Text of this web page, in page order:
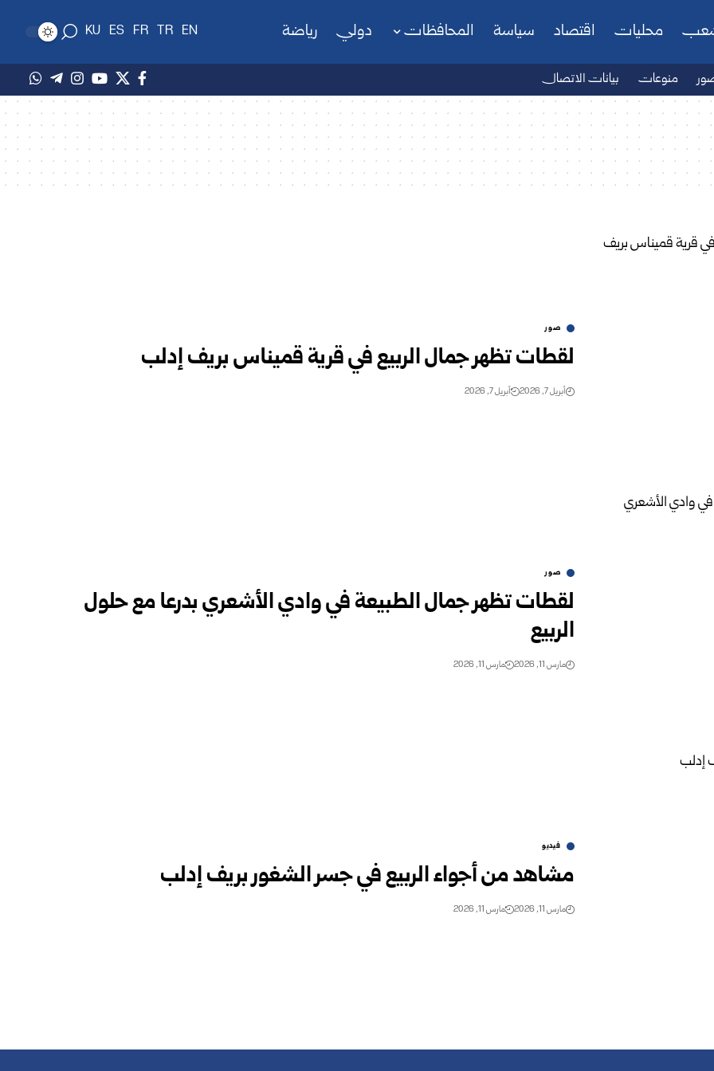
محليات اقتصاد سياسة المحافظات دولي رياضة EN
TR
FR
ES
KU
منوعات بيانات الاتصال
صور
لقطات تظهر جمال الربيع في قرية قميناس بريف إدلب
أبريل 7, 2026 أبريل 7, 2026
صور
لقطات تظهر جمال الطبيعة في وادي الأشعري بدرعا مع حلول
الربيع
مارس 11, 2026 مارس 11, 2026
فيديو
مشاهد من أجواء الربيع في جسر الشغور بريف إدلب
مارس 11, 2026 مارس 11, 2026